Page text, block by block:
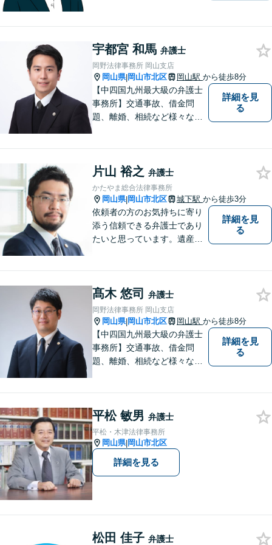
よる不当な取り調べや身体拘
束から、依頼者さまの利益を
守ります【完全個室相談】
宇都宮 和馬 弁護士
岡野法律事務所 岡山支店
岡山県|岡山市北区 岡山駅 から徒歩8分
【中四国九州最大級の弁護士
事務所】交通事故、借金問
題、離婚、相続など様々な問
い！
詳細を見
る
片山 裕之 弁護士
かたやま総合法律事務所
岡山県|岡山市北区 城下駅 から徒歩3分
依頼者の方のお気持ちに寄り
添う信頼できる弁護士であり
たいと思っています。遺産分
にご相談ください。
詳細を見
る
髙木 悠司 弁護士
岡野法律事務所 岡山支店
岡山県|岡山市北区 岡山駅 から徒歩8分
【中四国九州最大級の弁護士
事務所】交通事故、借金問
題、離婚、相続など様々な問
い！
詳細を見
る
平松 敏男 弁護士
平松・木津法律事務所
岡山県|岡山市北区
詳細を見る
松田 佳子 弁護士